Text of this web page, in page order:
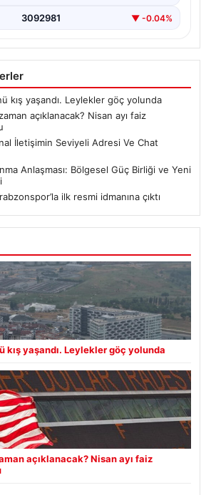
3092981 ▼ -0.04%
kış yaşandı. Leylekler göç yolunda
açıklanacak? Nisan ayı faiz
İletişimin Seviyeli Adresi Ve Chat
Anlaşması: Bölgesel Güç Birliği ve Yeni
ilk resmi idmanına çıktı
kış yaşandı. Leylekler göç yolunda
açıklanacak? Nisan ayı faiz